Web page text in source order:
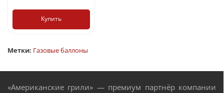
Купить
Метки: Газовые баллоны
«Американские грили» — премиум партнёр компании